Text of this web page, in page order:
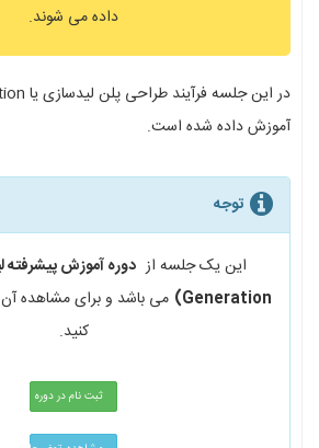
داده می شوند.
آموزش داده شده است.
توجه
این یک جلسه از
Generation) می باشد و برای مشاهده آن
کنید.
ثبت نام در دوره